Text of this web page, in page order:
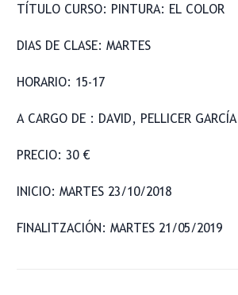
TÍTULO CURSO: PINTURA: EL COLOR
DIAS DE CLASE: MARTES
HORARIO: 15-17
A CARGO DE : DAVID, PELLICER GARCÍA
PRECIO: 30 €
INICIO: MARTES 23/10/2018
FINALITZACIÓN: MARTES 21/05/2019